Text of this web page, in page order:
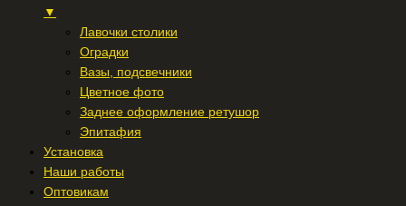
▼
Лавочки столики
Оградки
Вазы, подсвечники
Цветное фото
Заднее оформление ретушор
Эпитафия
Установка
Наши работы
Оптовикам